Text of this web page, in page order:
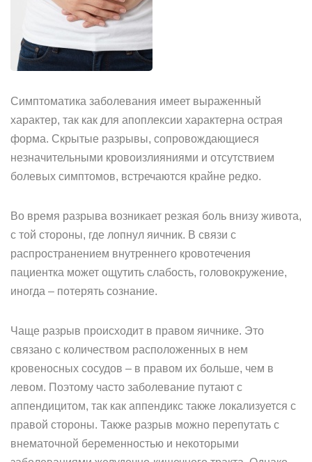
Симптоматика заболевания имеет выраженный
характер, так как для апоплексии характерна острая
форма. Скрытые разрывы, сопровождающиеся
незначительными кровоизлияниями и отсутствием
болевых симптомов, встречаются крайне редко.
Во время разрыва возникает резкая боль внизу живота,
с той стороны, где лопнул яичник. В связи с
распространением внутреннего кровотечения
пациентка может ощутить слабость, головокружение,
иногда – потерять сознание.
Чаще разрыв происходит в правом яичнике. Это
связано с количеством расположенных в нем
кровеносных сосудов – в правом их больше, чем в
левом. Поэтому часто заболевание путают с
аппендицитом, так как аппендикс также локализуется с
правой стороны. Также разрыв можно перепутать с
внематочной беременностью и некоторыми